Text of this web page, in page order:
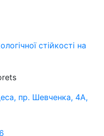
стійкості на
пр. Шевченка, 4А,